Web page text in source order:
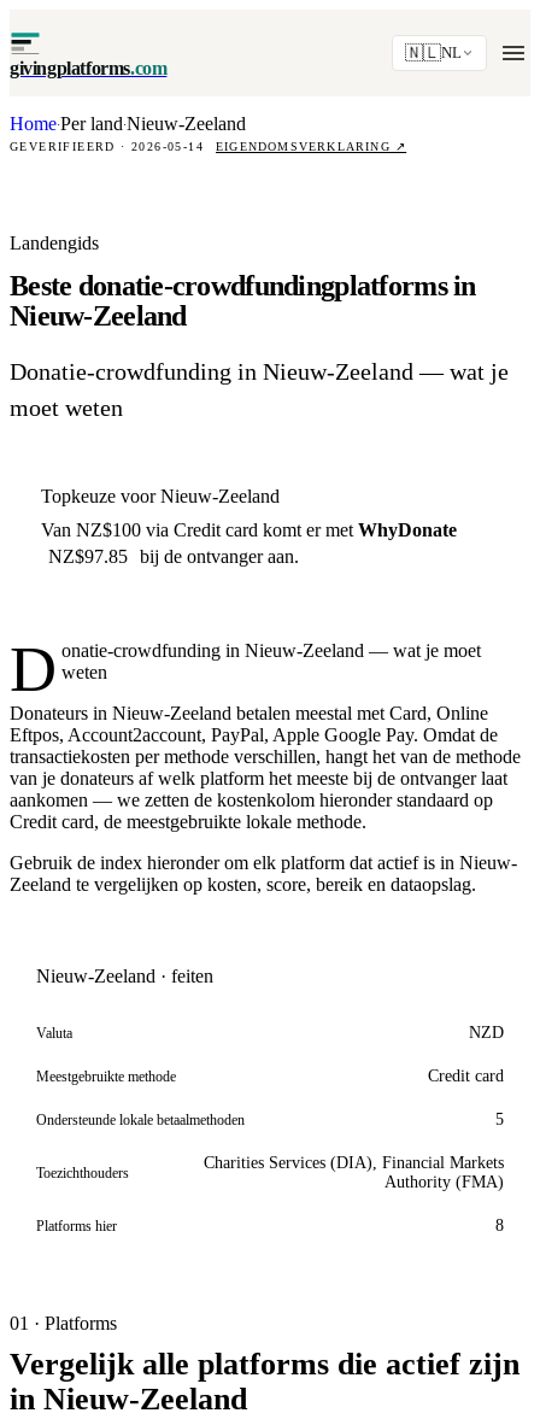
givingplatforms.com
🇳🇱NL
Home·Per land·Nieuw-Zeeland
GEVERIFIEERD · 2026-05-14 EIGENDOMSVERKLARING ↗
Landengids
Beste donatie-crowdfundingplatforms in
Nieuw-Zeeland
Donatie-crowdfunding in Nieuw-Zeeland — wat je
moet weten
Topkeuze voor Nieuw-Zeeland
Van NZ$100 via Credit card komt er met WhyDonate
NZ$97.85 bij de ontvanger aan.
D onatie-crowdfunding in Nieuw-Zeeland — wat je moet
weten
Donateurs in Nieuw-Zeeland betalen meestal met Card, Online
Eftpos, Account2account, PayPal, Apple Google Pay. Omdat de
transactiekosten per methode verschillen, hangt het van de methode
van je donateurs af welk platform het meeste bij de ontvanger laat
aankomen — we zetten de kostenkolom hieronder standaard op
Credit card, de meestgebruikte lokale methode.
Gebruik de index hieronder om elk platform dat actief is in Nieuw-
Zeeland te vergelijken op kosten, score, bereik en dataopslag.
Nieuw-Zeeland · feiten
Valuta NZD
Meestgebruikte methode Credit card
Ondersteunde lokale betaalmethoden 5
Toezichthouders
Charities Services (DIA), Financial Markets
Authority (FMA)
Platforms hier 8
01 · Platforms
Vergelijk alle platforms die actief zijn
in Nieuw-Zeeland